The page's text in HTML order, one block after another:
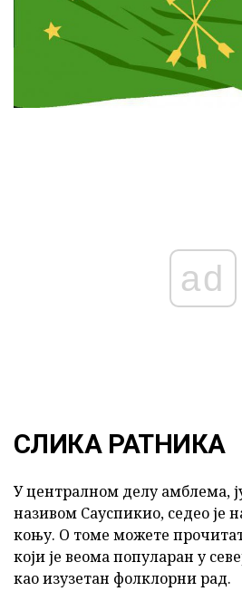
ad
СЛИКА РАТНИКА
У централном делу амблема,
називом Сауспикио, седео је
коњу. О томе можете
који је веома популаран у
као изузетан фолклорни рад.